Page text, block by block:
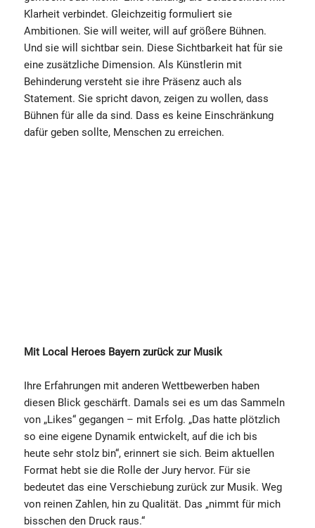
Klarheit verbindet. Gleichzeitig formuliert sie
Ambitionen. Sie will weiter, will auf größere Bühnen.
Und sie will sichtbar sein. Diese Sichtbarkeit hat für sie
eine zusätzliche Dimension. Als Künstlerin mit
Behinderung versteht sie ihre Präsenz auch als
Statement. Sie spricht davon, zeigen zu wollen, dass
Bühnen für alle da sind. Dass es keine Einschränkung
dafür geben sollte, Menschen zu erreichen.
Mit Local Heroes Bayern zurück zur Musik
Ihre Erfahrungen mit anderen Wettbewerben haben
diesen Blick geschärft. Damals sei es um das Sammeln
von „Likes“ gegangen – mit Erfolg. „Das hatte plötzlich
so eine eigene Dynamik entwickelt, auf die ich bis
heute sehr stolz bin“, erinnert sie sich. Beim aktuellen
Format hebt sie die Rolle der Jury hervor. Für sie
bedeutet das eine Verschiebung zurück zur Musik. Weg
von reinen Zahlen, hin zu Qualität. Das „nimmt für mich
bisschen den Druck raus.“